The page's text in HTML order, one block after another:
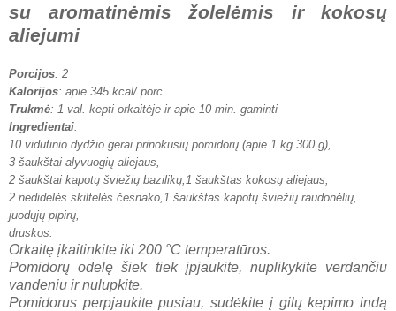
su aromatinėmis žolelėmis ir kokosų
aliejumi
Porcijos: 2
Kalorijos: apie 345 kcal/ porc.
Trukmė: 1 val. kepti orkaitėje ir apie 10 min. gaminti
Ingredientai:
10 vidutinio dydžio gerai prinokusių pomidorų (apie 1 kg 300 g),
3 šaukštai alyvuogių aliejaus,
2 šaukštai kapotų šviežių bazilikų, 1 šaukštas kokosų aliejaus,
2 nedidelės skiltelės česnako, 1 šaukštas kapotų šviežių raudonėlių,
juodųjų pipirų,
druskos.
Orkaitę įkaitinkite iki 200 °C temperatūros.
Pomidorų odelę šiek tiek įpjaukite, nuplikykite verdančiu
vandeniu ir nulupkite.
Pomidorus perpjaukite pusiau, sudėkite į gilų kepimo indą